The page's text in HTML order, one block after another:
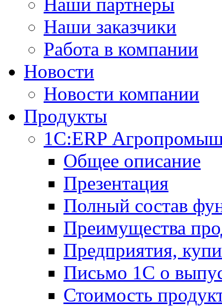
Наши заказчики
Работа в компании
Новости
Новости компании
Продукты
1С:ERP
Общее описание
Презентация
Полный состав
Преимущества
Предприятия,
Письмо 1С о
Стоимость